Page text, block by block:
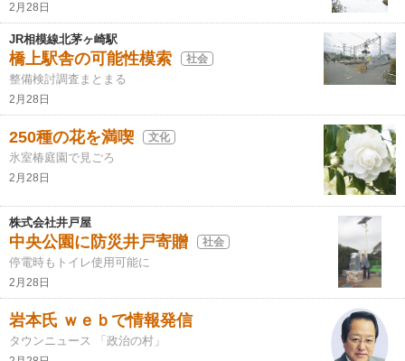
2月28日
JR相模線北茅ヶ崎駅
橋上駅舎の可能性模索 社会
整備検討調査まとまる
2月28日
250種の花を満喫 文化
氷室椿庭園で見ごろ
2月28日
株式会社井戸屋
中央公園に防災井戸寄贈 社会
停電時もトイレ使用可能に
2月28日
岩本氏 ｗｅｂで情報発信
タウンニュース 「政治の村」